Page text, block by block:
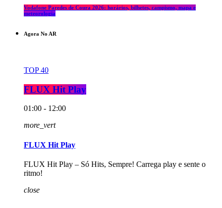
Vodafone Paredes de Coura 2026: horários, bilhetes, campismo, mapa e
meteorologia
Agora No AR
TOP 40
FLUX Hit Play
01:00 - 12:00
more_vert
FLUX Hit Play
FLUX Hit Play – Só Hits, Sempre! Carrega play e sente o
ritmo!
close